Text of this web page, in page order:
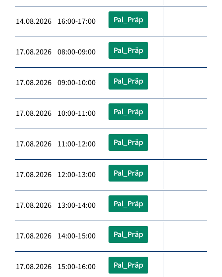
14.08.2026 16:00-17:00 Pal_Präp
17.08.2026 08:00-09:00 Pal_Präp
17.08.2026 09:00-10:00 Pal_Präp
17.08.2026 10:00-11:00 Pal_Präp
17.08.2026 11:00-12:00 Pal_Präp
17.08.2026 12:00-13:00 Pal_Präp
17.08.2026 13:00-14:00 Pal_Präp
17.08.2026 14:00-15:00 Pal_Präp
17.08.2026 15:00-16:00 Pal_Präp